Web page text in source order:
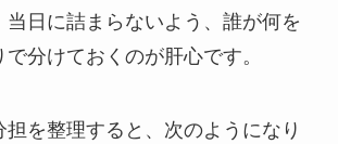
当日に詰まらないよう、誰が何を
分けておくのが肝心です。
を整理すると、次のようになり